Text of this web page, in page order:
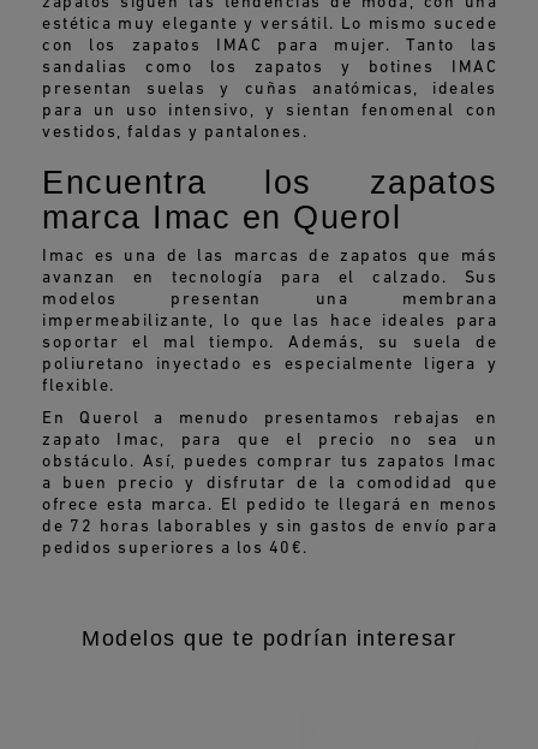
estética muy elegante y versátil. Lo mismo sucede
con los zapatos IMAC para mujer. Tanto las
sandalias como los zapatos y botines IMAC
presentan suelas y cuñas anatómicas, ideales
para un uso intensivo, y sientan fenomenal con
vestidos, faldas y pantalones.
Encuentra los zapatos
marca Imac en Querol
Imac es una de las marcas de zapatos que más
avanzan en tecnología para el calzado. Sus
modelos presentan una membrana
impermeabilizante, lo que las hace ideales para
soportar el mal tiempo. Además, su suela de
poliuretano inyectado es especialmente ligera y
flexible.
En Querol a menudo presentamos rebajas en
zapato Imac, para que el precio no sea un
obstáculo. Así, puedes comprar tus zapatos Imac
a buen precio y disfrutar de la comodidad que
ofrece esta marca. El pedido te llegará en menos
de 72 horas laborables y sin gastos de envío para
pedidos superiores a los 40€.
Modelos que te podrían interesar